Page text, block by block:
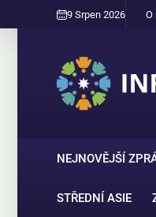
9 Srpen 2026 O
NEJNOVĚJŠÍ
STŘEDNÍ ASIE